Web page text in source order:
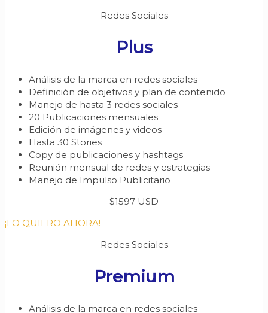
Redes Sociales
Plus
Análisis de la marca en redes sociales
Definición de objetivos y plan de contenido
Manejo de hasta 3 redes sociales
20 Publicaciones mensuales
Edición de imágenes y videos
Hasta 30 Stories
Copy de publicaciones y hashtags
Reunión mensual de redes y estrategias
Manejo de Impulso Publicitario
$1597 USD
¡LO QUIERO AHORA!
Redes Sociales
Premium
Análisis de la marca en redes sociales